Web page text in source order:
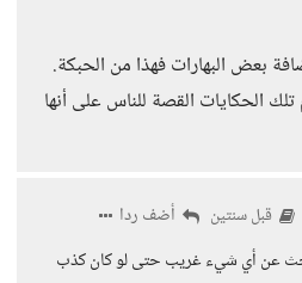
بعض البهارات فهذا من الحبكة.
الحكايات القصة للناس على أنها
قبل سنتين
أضف ردا
عن أي شيء غريب حتى لو كان كذب